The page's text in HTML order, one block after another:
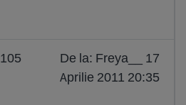
105
De la: Freya__ 17
Aprilie 2011 20:35